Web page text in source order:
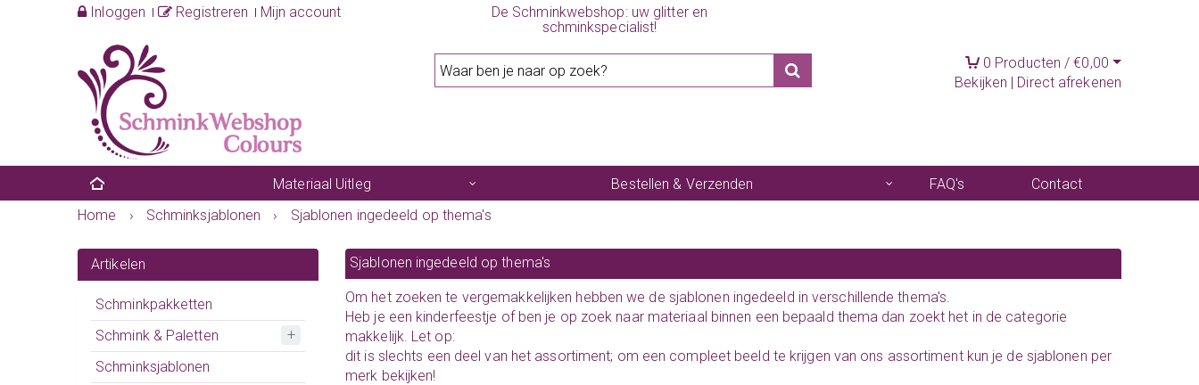
Inloggen Registreren Mijn account
De Schminkwebshop: uw glitter en
schminkspecialist!
0 Producten /€0,00
Bekijken | Direct afrekenen
Materiaal Uitleg Bestellen & Verzenden FAQ's
Contact
Home
› Schminksjablonen › Sjablonen ingedeeld op thema's
Artikelen
Schminkpakketten
Schmink & Paletten
Schminksjablonen
Sjablonen ingedeeld op thema's
Om het zoeken te vergemakkelijken hebben we de sjablonen ingedeeld in verschillende thema's.
Heb je een kinderfeestje of ben je op zoek naar materiaal binnen een bepaald thema dan zoekt het in de categorie
makkelijk. Let op:
dit is slechts een deel van het assortiment; om een compleet beeld te krijgen van ons assortiment kun je de sjablonen per
merk bekijken!